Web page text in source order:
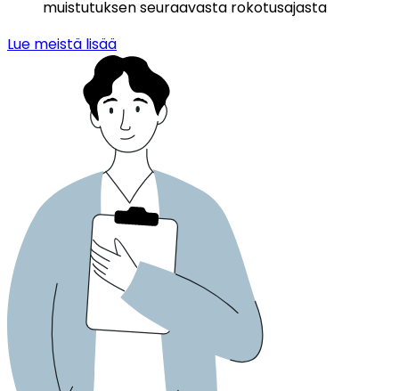
muistutuksen seuraavasta rokotusajasta
Lue meistä lisää